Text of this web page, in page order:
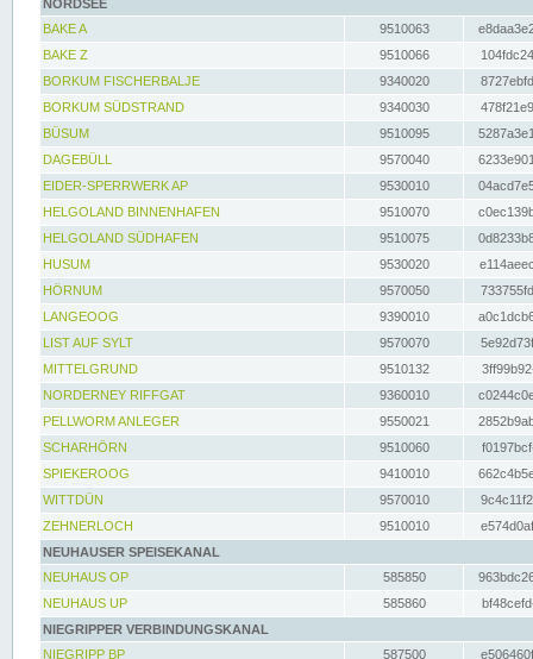
NORDSEE
BAKE A
9510063
BAKE Z
9510066
BORKUM FISCHERBALJE
9340020
BORKUM SÜDSTRAND
9340030
BÜSUM
9510095
DAGEBÜLL
9570040
EIDER-SPERRWERK AP
9530010
HELGOLAND BINNENHAFEN
9510070
HELGOLAND SÜDHAFEN
9510075
HUSUM
9530020
HÖRNUM
9570050
LANGEOOG
9390010
LIST AUF SYLT
9570070
MITTELGRUND
9510132
NORDERNEY RIFFGAT
9360010
PELLWORM ANLEGER
9550021
SCHARHÖRN
9510060
SPIEKEROOG
9410010
WITTDÜN
9570010
ZEHNERLOCH
9510010
NEUHAUSER SPEISEKANAL
NEUHAUS OP
585850
NEUHAUS UP
585860
NIEGRIPPER VERBINDUNGSKANAL
NIEGRIPP BP
587500